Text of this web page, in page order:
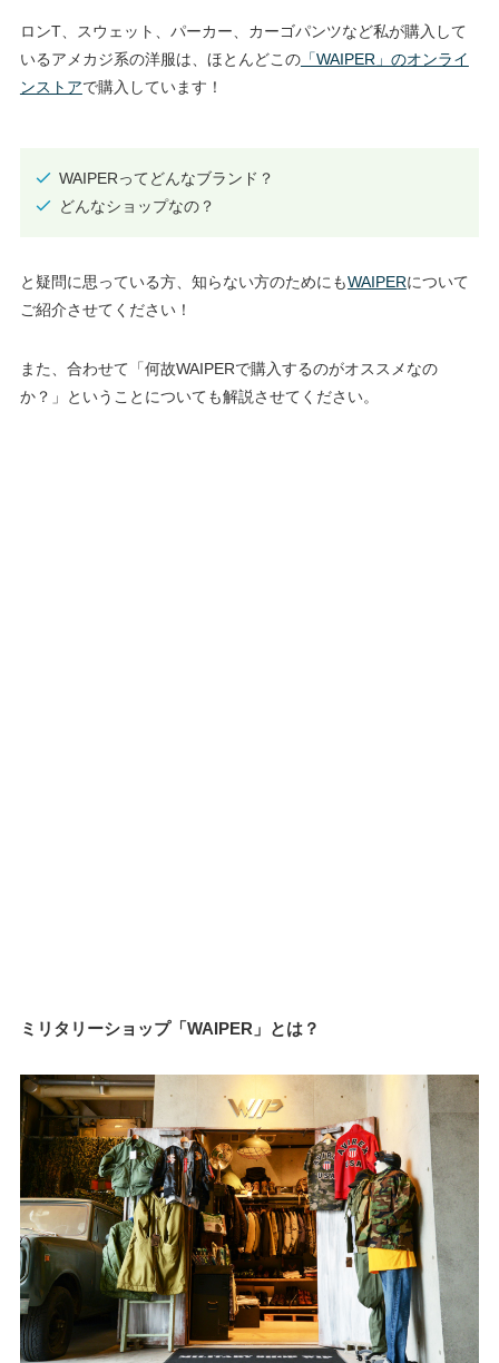
ロンT、スウェット、パーカー、カーゴパンツなど私が購入して
いるアメカジ系の洋服は、ほとんどこの「WAIPER」のオンライ
ンストアで購入しています！
WAIPERってどんなブランド？
どんなショップなの？
と疑問に思っている方、知らない方のためにもWAIPERについて
ご紹介させてください！
また、合わせて「何故WAIPERで購入するのがオススメなの
か？」ということについても解説させてください。
ミリタリーショップ「WAIPER」とは？